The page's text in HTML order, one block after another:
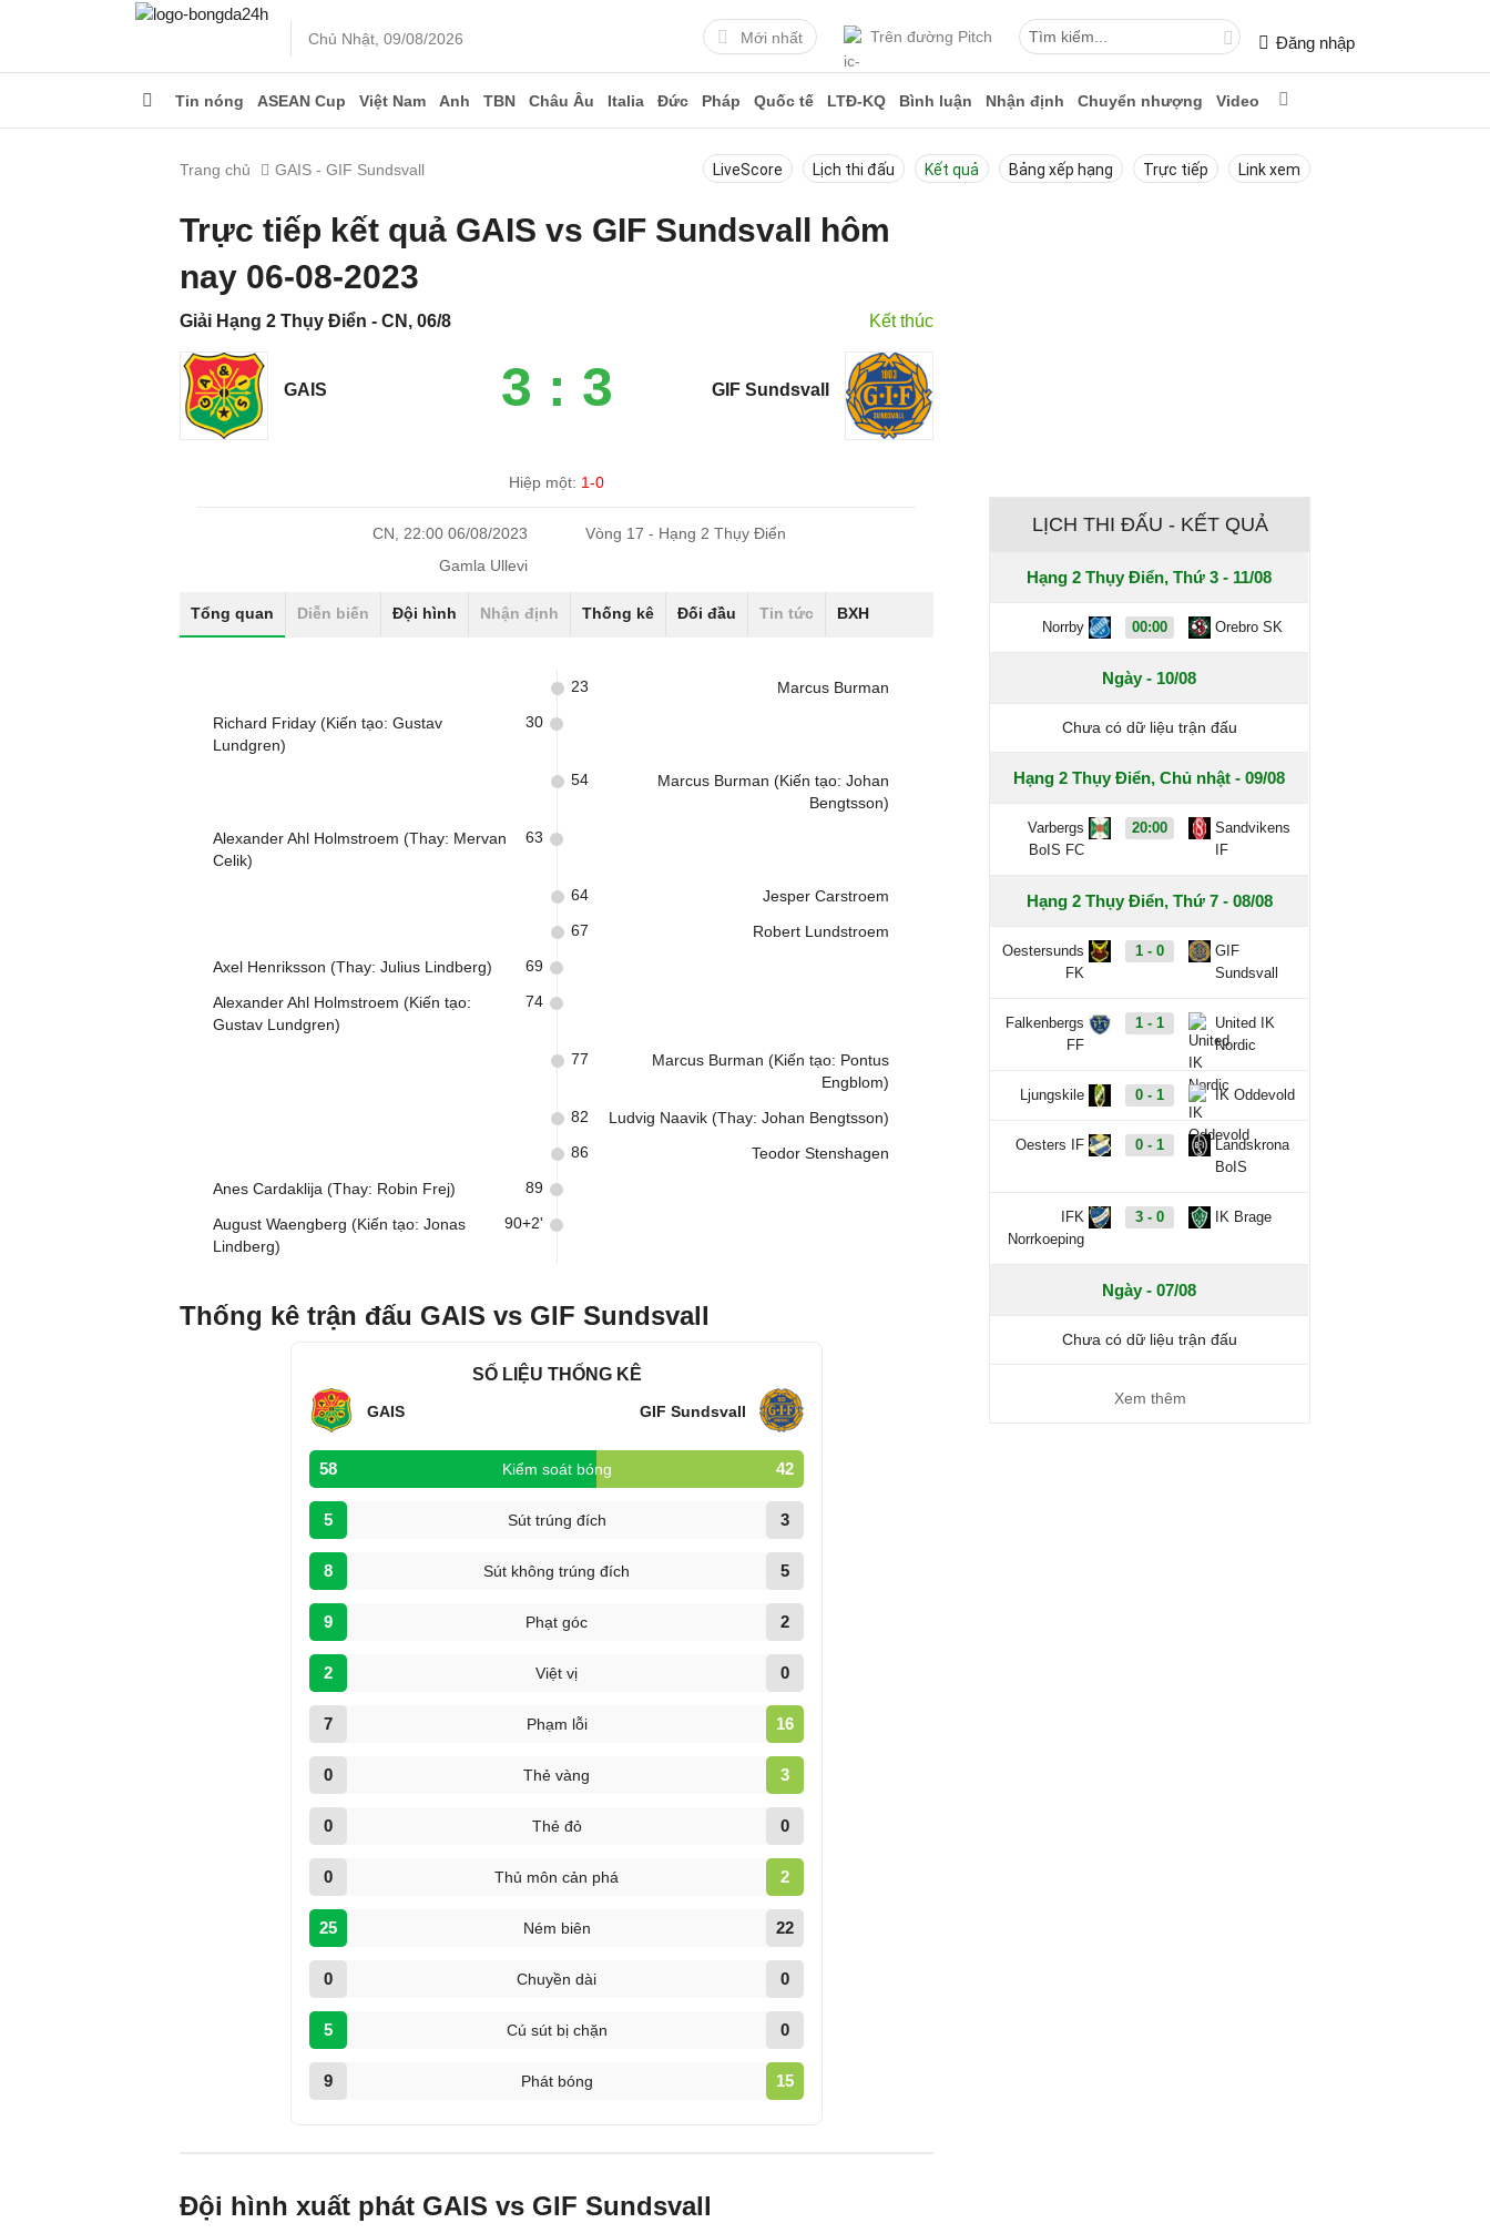
Chủ Nhật, 09/08/2026 Mới nhất Trên đường Pitch Đăng nhập
Tin nóng ASEAN Cup Việt Nam Anh TBN Châu Âu Italia Đức Pháp Quốc tế LTĐ-KQ Bình luận Nhận định Chuyển nhượng Video
Trang chủ GAIS - GIF Sundsvall LiveScore Lịch thi đấu Kết quả Bảng xếp hạng Trực tiếp Link xem
Trực tiếp kết quả GAIS vs GIF Sundsvall hôm
nay 06-08-2023
Giải Hạng 2 Thụy Điển - CN, 06/8 Kết thúc
GAIS 3 : 3 GIF Sundsvall
Hiệp một: 1-0
CN, 22:00 06/08/2023
Vòng 17 - Hạng 2 Thụy Điển
Gamla Ullevi
Tổng quan Diễn biến Đội hình Nhận định Thống kê Đối đầu Tin tức BXH
Marcus Burman
23
Richard Friday (Kiến tạo: Gustav
Lundgren)
30
Marcus Burman (Kiến tạo: Johan
Bengtsson)
54
Alexander Ahl Holmstroem (Thay: Mervan
Celik)
63
Jesper Carstroem
64
Robert Lundstroem
67
Axel Henriksson (Thay: Julius Lindberg) 69
Alexander Ahl Holmstroem (Kiến tạo:
Gustav Lundgren)
74
Marcus Burman (Kiến tạo: Pontus
Engblom)
77
Ludvig Naavik (Thay: Johan Bengtsson)
82
Teodor Stenshagen
86
Anes Cardaklija (Thay: Robin Frej) 89
August Waengberg (Kiến tạo: Jonas
Lindberg)
90+2'
Thống kê trận đấu GAIS vs GIF Sundsvall
SỐ LIỆU THỐNG KÊ
GAIS GIF Sundsvall
58 Kiểm soát bóng 42
5 Sút trúng đích 3
8 Sút không trúng đích 5
9 Phạt góc 2
2 Việt vị 0
7 Phạm lỗi 16
0 Thẻ vàng 3
0 Thẻ đỏ 0
0 Thủ môn cản phá 2
25 Ném biên 22
0 Chuyền dài 0
5 Cú sút bị chặn 0
9 Phát bóng 15
Đội hình xuất phát GAIS vs GIF Sundsvall
LỊCH THI ĐẤU - KẾT QUẢ
Hạng 2 Thụy Điển, Thứ 3 - 11/08
Norrby 00:00 Orebro SK
Ngày - 10/08
Chưa có dữ liệu trận đấu
Hạng 2 Thụy Điển, Chủ nhật - 09/08
Varbergs
BoIS FC
20:00
Sandvikens
IF
Hạng 2 Thụy Điển, Thứ 7 - 08/08
Oestersunds
FK
1 - 0
GIF
Sundsvall
Falkenbergs
FF
1 - 1
United IK
Nordic
Ljungskile 0 - 1 IK Oddevold
Oesters IF 0 - 1
Landskrona
BoIS
IFK
Norrkoeping
3 - 0 IK Brage
Ngày - 07/08
Chưa có dữ liệu trận đấu
Xem thêm